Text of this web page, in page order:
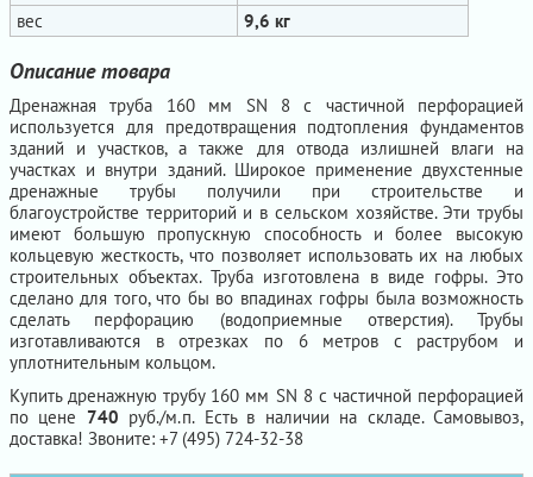
вес
9,6 кг
Описание товара
Дренажная труба 160 мм SN 8 с частичной перфорацией
используется для предотвращения подтопления фундаментов
зданий и участков, а также для отвода излишней влаги на
участках и внутри зданий. Широкое применение двухстенные
дренажные трубы получили при строительстве и
благоустройстве территорий и в сельском хозяйстве. Эти трубы
имеют большую пропускную способность и более высокую
кольцевую жесткость, что позволяет использовать их на любых
строительных объектах. Труба изготовлена в виде гофры. Это
сделано для того, что бы во впадинах гофры была возможность
сделать перфорацию (водоприемные отверстия). Трубы
изготавливаются в отрезках по 6 метров с раструбом и
уплотнительным кольцом.
Купить дренажную трубу 160 мм SN 8 с частичной перфорацией
по цене 740 руб./м.п. Есть в наличии на складе. Самовывоз,
доставка! Звоните: +7 (495) 724-32-38